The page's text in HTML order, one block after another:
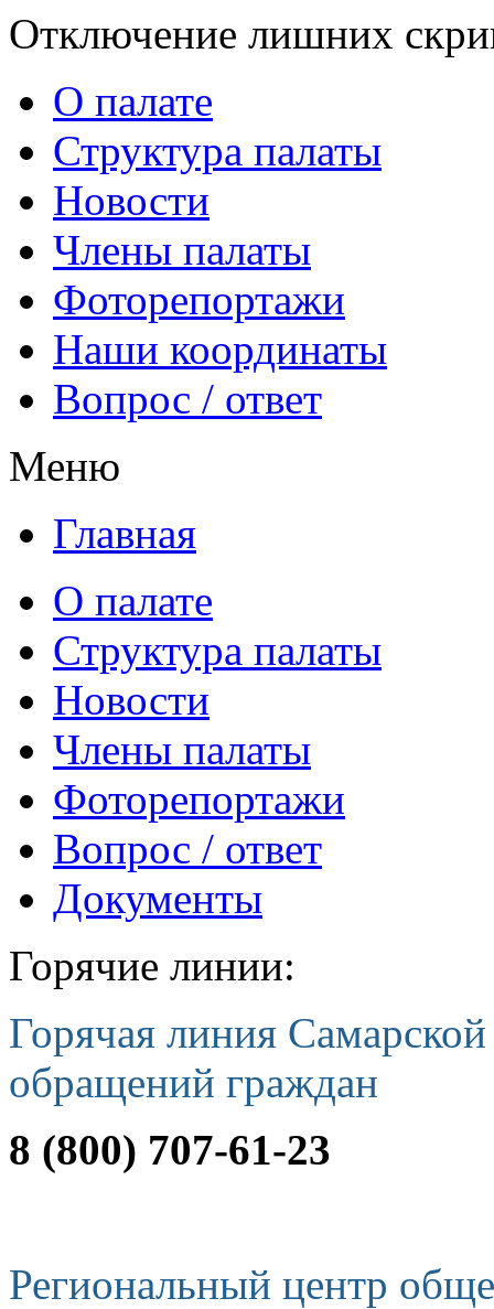
Отключение лишних
О палате
Структура палаты
Новости
Члены палаты
Фоторепортажи
Наши координаты
Вопрос / ответ
Меню
Главная
О палате
Структура палаты
Новости
Члены палаты
Фоторепортажи
Вопрос / ответ
Документы
Горячие линии:
Горячая линия
обращений граждан
8 (800) 707-61-23
Региональный центр